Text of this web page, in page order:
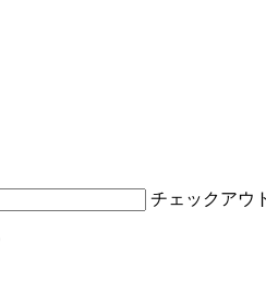
チェックアウ